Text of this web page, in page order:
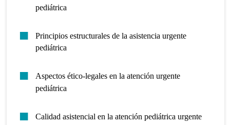
pediátrica
Principios estructurales de la asistencia urgente
pediátrica
Aspectos ético-legales en la atención urgente
pediátrica
Calidad asistencial en la atención pediátrica urgente